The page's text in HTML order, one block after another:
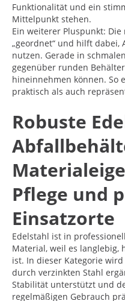
Funktionalität und ein
Mittelpunkt stehen.
Ein weiterer Pluspunkt:
„geordnet“ und hilft dabei,
nutzen. Gerade in
gegenüber runden
hineinnehmen können. So
praktisch als auch
Robuste
Pflege und
Einsatzorte
Edelstahl ist in
Material, weil es langlebig,
ist. In dieser Kategorie
durch verzinkten Stahl
Stabilität unterstützt und
regelmäßigen Gebrauch